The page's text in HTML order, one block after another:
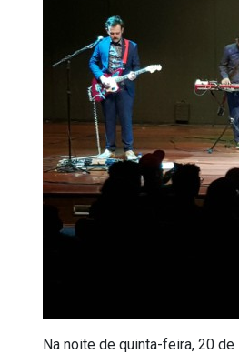
Na noite de quinta-feira, 20